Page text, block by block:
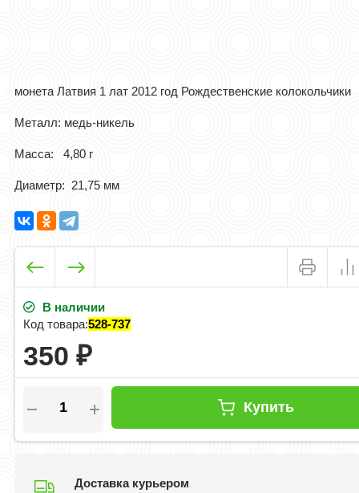
монета Латвия 1 лат 2012 год Рождественские колокольчики
Металл: медь-никель
Масса: 4,80 г
Диаметр: 21,75 мм
В наличии
Код товара:528-737
350₽
Купить
Доставка курьером